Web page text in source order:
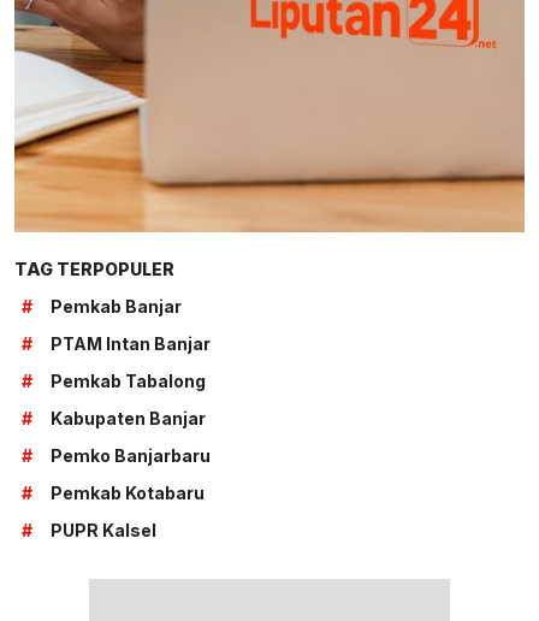
TAG TERPOPULER
#
Pemkab Banjar
#
PTAM Intan Banjar
#
Pemkab Tabalong
#
Kabupaten Banjar
#
Pemko Banjarbaru
#
Pemkab Kotabaru
#
PUPR Kalsel